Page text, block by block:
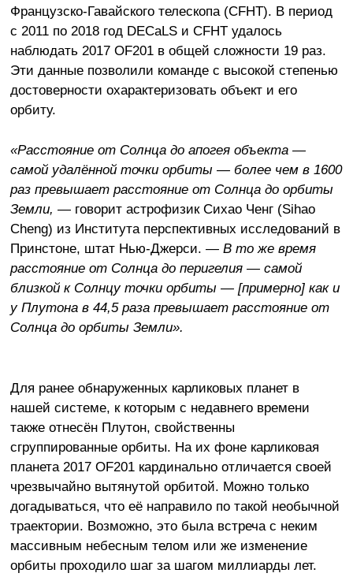
Французско-Гавайского телескопа (CFHT). В период
с 2011 по 2018 год DECaLS и CFHT удалось
наблюдать 2017 OF201 в общей сложности 19 раз.
Эти данные позволили команде с высокой степенью
достоверности охарактеризовать объект и его
орбиту.
«Расстояние от Солнца до апогея объекта —
самой удалённой точки орбиты — более чем в 1600
раз превышает расстояние от Солнца до орбиты
Земли, — говорит астрофизик Сихао Ченг (Sihao
Cheng) из Института перспективных исследований в
Принстоне, штат Нью-Джерси. — В то же время
расстояние от Солнца до перигелия — самой
близкой к Солнцу точки орбиты — [примерно] как и
у Плутона в 44,5 раза превышает расстояние от
Солнца до орбиты Земли».
Для ранее обнаруженных карликовых планет в
нашей системе, к которым с недавнего времени
также отнесён Плутон, свойственны
сгруппированные орбиты. На их фоне карликовая
планета 2017 OF201 кардинально отличается своей
чрезвычайно вытянутой орбитой. Можно только
догадываться, что её направило по такой необычной
траектории. Возможно, это была встреча с неким
массивным небесным телом или же изменение
орбиты проходило шаг за шагом миллиарды лет.